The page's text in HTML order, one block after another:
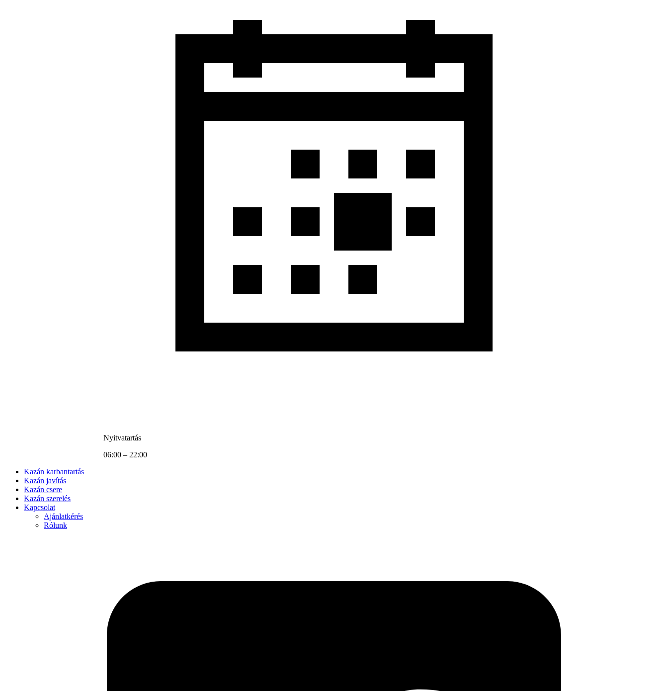
Nyitvatartás
06:00 – 22:00
Kazán karbantartás
Kazán javítás
Kazán csere
Kazán szerelés
Kapcsolat
Ajánlatkérés
Rólunk